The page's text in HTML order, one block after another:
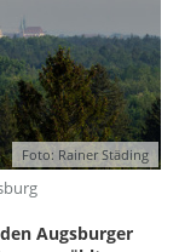
Foto: Rainer Städing
Augsburger